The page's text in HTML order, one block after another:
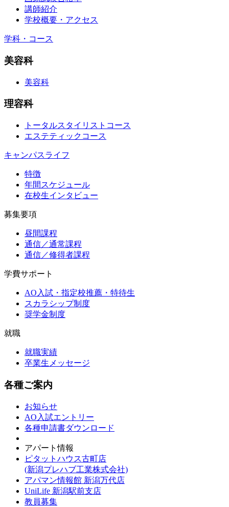
講師紹介
学校概要・アクセス
学科・コース
美容科
美容科
理容科
トータルスタイリストコース
エステティックコース
キャンパスライフ
特徴
年間スケジュール
在校生インタビュー
募集要項
昼間課程
通信／通常課程
通信／修得者課程
学費サポート
AO入試・指定校推薦・特待生
スカラシップ制度
奨学金制度
就職
就職実績
卒業生メッセージ
各種ご案内
お知らせ
AO入試エントリー
各種申請書ダウンロード
アパート情報
ピタットハウス古町店
(新潟プレハブ工業株式会社)
アパマン情報館 新潟万代店
UniLife 新潟駅前支店
教員募集